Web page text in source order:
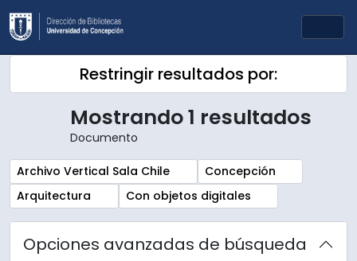
Skip to main content
Restringir resultados por:
Mostrando 1 resultados
Documento
Remove filter:
Archivo Vertical Sala Chile Remove filter:
Concepción
Remove filter:
Arquitectura Remove filter:
Con objetos digitales
Opciones avanzadas de búsqueda